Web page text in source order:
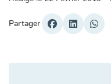
Partager